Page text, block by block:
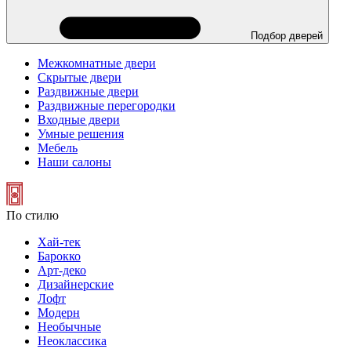
Подбор дверей
Межкомнатные двери
Скрытые двери
Раздвижные двери
Раздвижные перегородки
Входные двери
Умные решения
Мебель
Наши салоны
По стилю
Хай-тек
Барокко
Арт-деко
Дизайнерские
Лофт
Модерн
Необычные
Неоклассика